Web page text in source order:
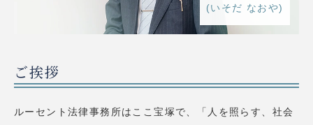
(いそだ なおや)
ご挨拶
ルーセント法律事務所はここ宝塚で、「人を照らす、社会